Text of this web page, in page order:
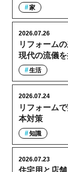
家
リフォーム
現代の流儀
2026.07.26
生活
リフォーム
本対策
2026.07.24
知識
住宅用と店
2026.07.23